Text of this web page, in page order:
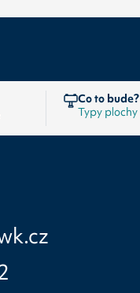
Co to bude?